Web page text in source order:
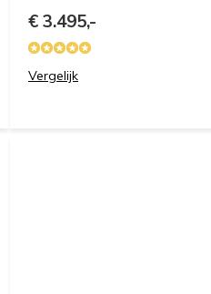
€ 3.495,-
Vergelijk